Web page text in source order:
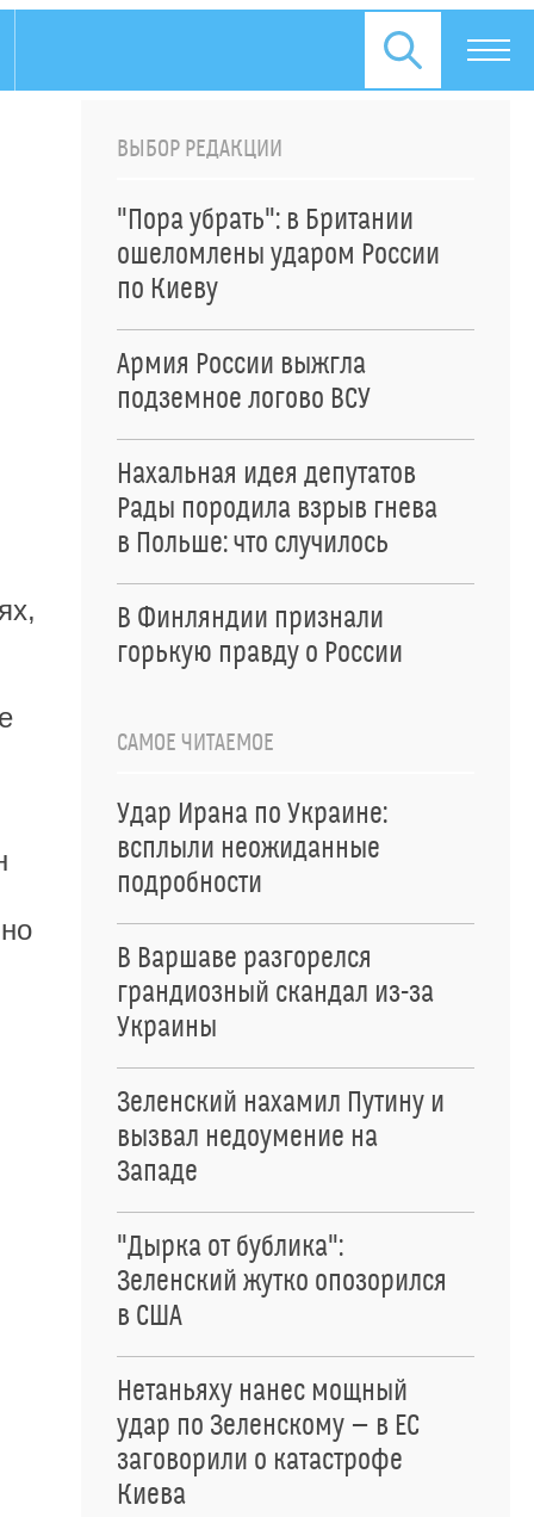
ВЫБОР РЕДАКЦИИ
"Пора убрать": в Британии
ошеломлены ударом России
по Киеву
Армия России выжгла
подземное логово ВСУ
Нахальная идея депутатов
Рады породила взрыв гнева
в Польше: что случилось
В Финляндии признали
горькую правду о России
САМОЕ ЧИТАЕМОЕ
Удар Ирана по Украине:
всплыли неожиданные
подробности
В Варшаве разгорелся
грандиозный скандал из-за
Украины
Зеленский нахамил Путину и
вызвал недоумение на
Западе
"Дырка от бублика":
Зеленский жутко опозорился
в США
Нетаньяху нанес мощный
удар по Зеленскому — в ЕС
заговорили о катастрофе
Киева